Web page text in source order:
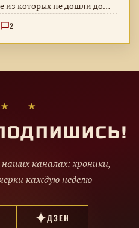
из которых не дошли до
2
★
каналах: хроники,
каждую неделю
ДЗЕН